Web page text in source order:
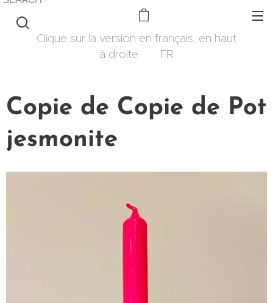
Clique sur la version en français, en haut
à droite, 🇫🇷 FR
Copie de Copie de Pot
jesmonite